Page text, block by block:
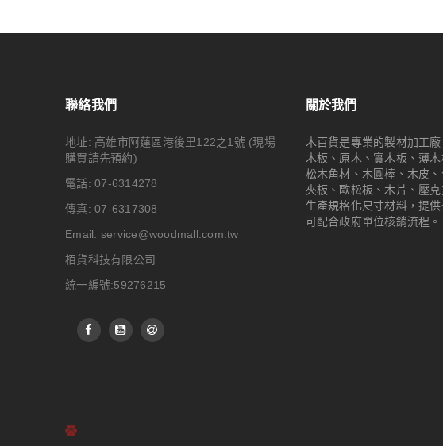
聯絡我們
地址: 高雄市阿蓮區港後里122之1號 (現場
購買請先預約)
電話: 07-6314278
傳真: 07-6317308
Email: service@woodmall.com.tw
栢貨科技有限公司
統一編號:59276215
關於我們
木百貨是專業的製材加工
木板、原木、實木板、薄木
松木角材、木圓棒、木皮、
夾板、歐松板、木片、壓
生產規格化尺寸材料，提供
可配合政府單位核銷流程。